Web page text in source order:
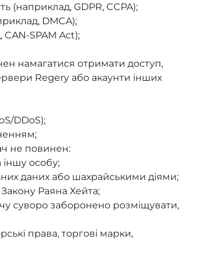
(наприклад, GDPR, CCPA);
DMCA);
SPAM Act);
намагатися отримати доступ,
Regery або акаунти інших
DDoS);
не повинен:
іншу особу;
даних або шахрайськими діями;
Раяна Хейта;
суворо заборонено розміщувати,
права, торгові марки,